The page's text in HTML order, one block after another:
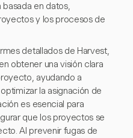
en datos,
y los procesos de
detallados de Harvest,
obtener una visión clara
ayudando a
la asignación de
es esencial para
que los proyectos se
Al prevenir fugas de